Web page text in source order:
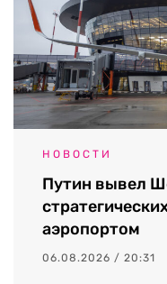
НОВОСТИ
Путин вывел
аэропортом
06.08.2026 / 20:31